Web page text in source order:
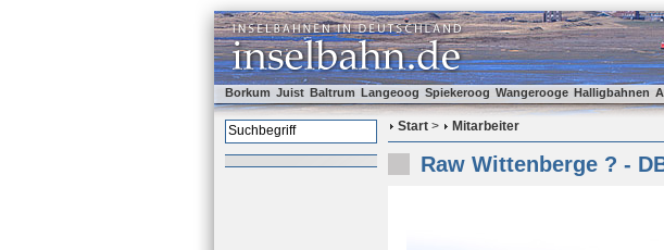
Borkum Juist Baltrum Langeoog Spiekeroog Wangerooge Halligbahnen
Start > Mitarbeiter
Raw Wittenberge ? -